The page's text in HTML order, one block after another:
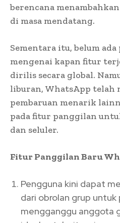
berencana
di masa mendatang.
Sementara itu, belum
mengenai kapan fitur
dirilis secara global.
liburan, WhatsApp telah
pembaruan menarik
pada fitur panggilan
dan seluler.
Fitur Panggilan Baru
Pengguna kini dapat
dari obrolan grup
mengganggu anggota